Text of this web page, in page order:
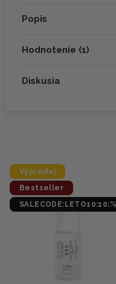
Popis
Hodnotenie (1)
Diskusia
Výpredaj
Bestseller
SALECODE:LETO10:10:%